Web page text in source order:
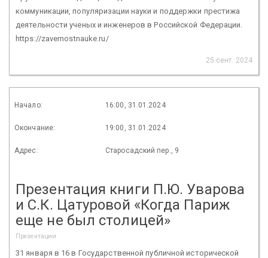
коммуникации, популяризации науки и поддержки престижа
деятельности ученых и инженеров в Российской Федерации.
https://zavernostnauke.ru/
25 сент. 2024
Начало: 16:00, 31.01.2024
Окончание: 19:00, 31.01.2024
Адрес: Старосадский пер., 9
Презентация книги П.Ю. Уварова
и С.К. Цатуровой «Когда Париж
еще не был столицей»
Презентации
31 января в 16 в Государственной публичной исторической